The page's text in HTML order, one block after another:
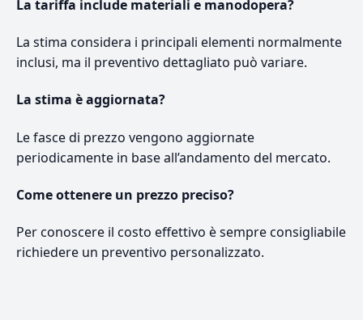
La tariffa include materiali e manodopera?
La stima considera i principali elementi normalmente
inclusi, ma il preventivo dettagliato può variare.
La stima è aggiornata?
Le fasce di prezzo vengono aggiornate
periodicamente in base all’andamento del mercato.
Come ottenere un prezzo preciso?
Per conoscere il costo effettivo è sempre consigliabile
richiedere un preventivo personalizzato.